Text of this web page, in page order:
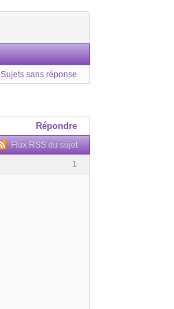
Sujets sans réponse
Répondre
Flux RSS du sujet
1